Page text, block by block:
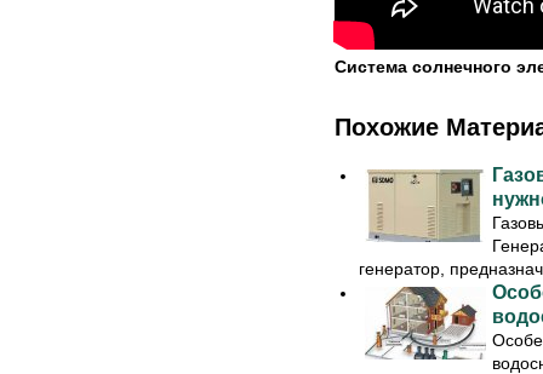
Система солнечного
Похожие
генератор,